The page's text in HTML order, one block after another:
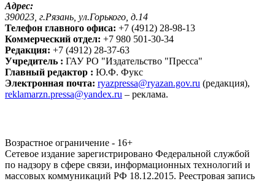
Адрес:
390023, г.Рязань, ул.Горького, д.14
Телефон главного офиса: +7 (4912) 28-98-13
Коммерческий отдел: +7 980 501-30-34
Редакция: +7 (4912) 28-37-63
Учредитель : ГАУ РО "Издательство "Пресса"
Главный редактор : Ю.Ф. Фукс
Электронная почта: ryazpressa@ryazan.gov.ru (редакция),
reklamarzn.pressa@yandex.ru – реклама.
Возрастное ограничение - 16+
Сетевое издание зарегистрировано Федеральной службой
по надзору в сфере связи, информационных технологий и
массовых коммуникаций РФ 18.12.2015. Реестровая запись